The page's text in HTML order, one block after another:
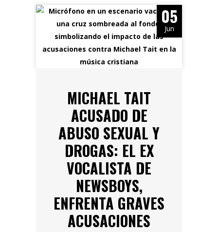
05
Jun
MICHAEL TAIT
ACUSADO DE
ABUSO SEXUAL Y
DROGAS: EL EX
VOCALISTA DE
NEWSBOYS,
ENFRENTA GRAVES
ACUSACIONES